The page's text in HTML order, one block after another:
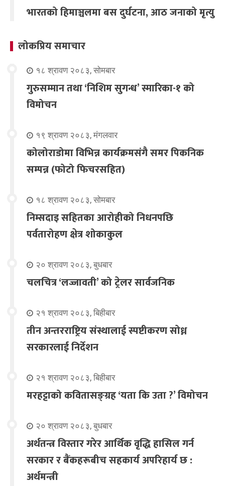
भारतको हिमाञ्चलमा बस दुर्घटना, आठ जनाको मृत्यु
लोकप्रिय समाचार
१८ श्रावण २०८३, सोमबार
गुरुसम्मान तथा ‘निशिम सुगन्ध’ स्मारिका-१ को
विमोचन
१९ श्रावण २०८३, मंगलवार
कोलोराडोमा विभिन्न कार्यक्रमसंगै समर पिकनिक
सम्पन्न (फोटो फिचरसहित)
१८ श्रावण २०८३, सोमबार
निम्सदाइ सहितका आरोहीको निधनपछि
पर्वतारोहण क्षेत्र शोकाकुल
२० श्रावण २०८३, बुधबार
चलचित्र ‘लज्जावती’ को ट्रेलर सार्वजनिक
२१ श्रावण २०८३, बिहीबार
तीन अन्तरराष्ट्रिय संस्थालाई स्पष्टीकरण सोध्न
सरकारलाई निर्देशन
२१ श्रावण २०८३, बिहीबार
मरहट्टाको कवितासङ्ग्रह ‘यता कि उता ?’ विमोचन
२० श्रावण २०८३, बुधबार
अर्थतन्त्र विस्तार गरेर आर्थिक वृद्धि हासिल गर्न
सरकार र बैंकहरूबीच सहकार्य अपरिहार्य छ :
अर्थमन्त्री